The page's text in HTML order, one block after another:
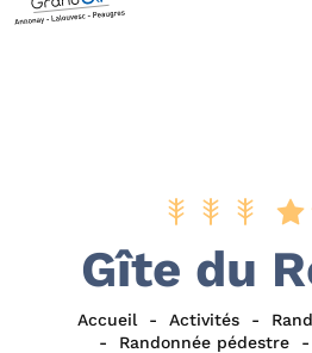
Gîte du
Accueil Activités
Randonnée pédestre